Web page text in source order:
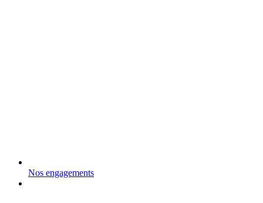
Nos engagements